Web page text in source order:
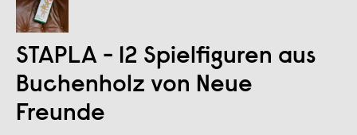
STAPLA - 12 Spielfiguren aus
Buchenholz von Neue
Freunde